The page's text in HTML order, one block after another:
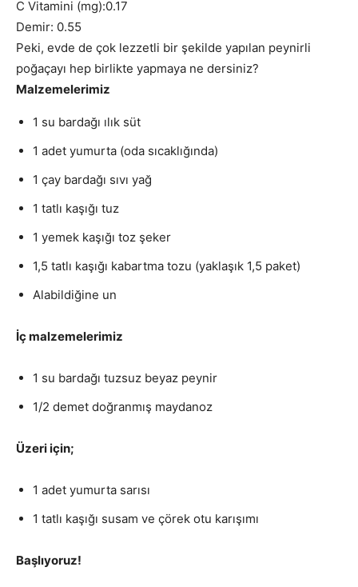
C Vitamini (mg):0.17
Demir: 0.55
Peki, evde de çok lezzetli bir şekilde yapılan peynirli
poğaçayı hep birlikte yapmaya ne dersiniz?
Malzemelerimiz
1 su bardağı ılık süt
1 adet yumurta (oda sıcaklığında)
1 çay bardağı sıvı yağ
1 tatlı kaşığı tuz
1 yemek kaşığı toz şeker
1,5 tatlı kaşığı kabartma tozu (yaklaşık 1,5 paket)
Alabildiğine un
İç malzemelerimiz
1 su bardağı tuzsuz beyaz peynir
1/2 demet doğranmış maydanoz
Üzeri için;
1 adet yumurta sarısı
1 tatlı kaşığı susam ve çörek otu karışımı
Başlıyoruz!